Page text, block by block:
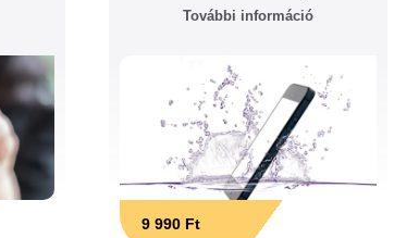
További információ
9 990 Ft